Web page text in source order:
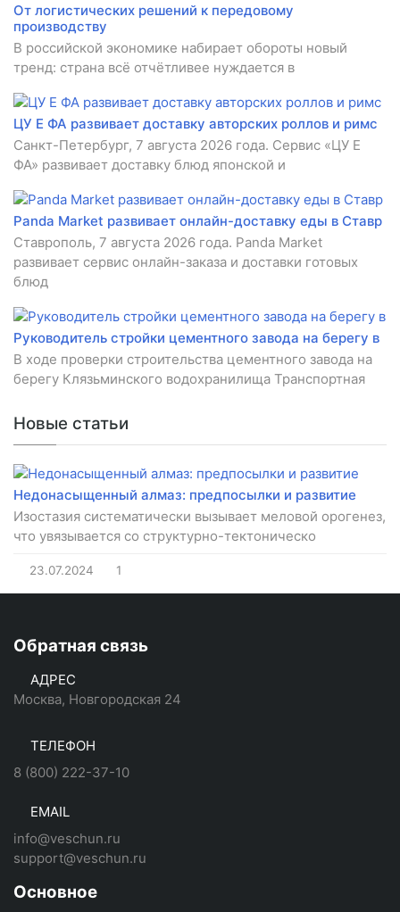
От логистических решений к передовому
производству
В российской экономике набирает обороты новый
тренд: страна всё отчётливее нуждается в
ЦУ Е ФА развивает доставку авторских роллов и римс
Санкт-Петербург, 7 августа 2026 года. Сервис «ЦУ Е
ФА» развивает доставку блюд японской и
Panda Market развивает онлайн-доставку еды в Ставр
Ставрополь, 7 августа 2026 года. Panda Market
развивает сервис онлайн-заказа и доставки готовых
блюд
Руководитель стройки цементного завода на берегу в
В ходе проверки строительства цементного завода на
берегу Клязьминского водохранилища Транспортная
Новые статьи
Недонасыщенный алмаз: предпосылки и развитие
Изостазия систематически вызывает меловой орогенез,
что увязывается со структурно-тектоническо
23.07.2024 1
Обратная связь
АДРЕС
Москва, Новгородская 24
ТЕЛЕФОН
8 (800) 222-37-10
EMAIL
info@veschun.ru
support@veschun.ru
Основное